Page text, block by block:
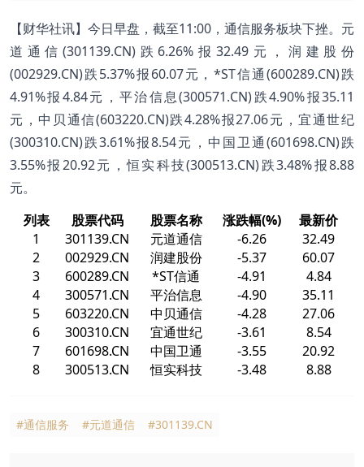
【财华社讯】今日早盘，截至11:00，通信服务板块下挫。元
道通信(301139.CN)跌6.26%报32.49元，润建股份
(002929.CN)跌5.37%报60.07元，*ST信通(600289.CN)跌
4.91%报4.84元，平治信息(300571.CN)跌4.90%报35.11
元，中贝通信(603220.CN)跌4.28%报27.06元，宜通世纪
(300310.CN)跌3.61%报8.54元，中国卫通(601698.CN)跌
3.55%报20.92元，恒实科技(300513.CN)跌3.48%报8.88
元。
列表
股票代码 股票名称 涨跌幅(%)
最新价
1
301139.CN 元道通信 -6.26
32.49
2
002929.CN 润建股份 -5.37
60.07
3
600289.CN *ST信通 -4.91
4.84
4
300571.CN 平治信息 -4.90
35.11
5
603220.CN 中贝通信 -4.28
27.06
6
300310.CN 宜通世纪 -3.61
8.54
7
601698.CN 中国卫通 -3.55
20.92
8
300513.CN 恒实科技 -3.48 8.88
#通信服务 #元道通信 #301139.CN